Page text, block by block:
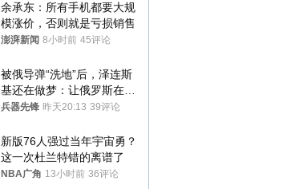
余承东：所有手机都要大规
模涨价，否则就是亏损销售
澎湃新闻 8小时前 45评论
被俄导弹“洗地”后，泽连斯
基还在做梦：让俄罗斯在冬
季前求和？
兵器先锋 昨天20:13 39评论
新版76人强过当年宇宙勇？
这一次杜兰特错的离谱了
NBA广角 13小时前 36评论